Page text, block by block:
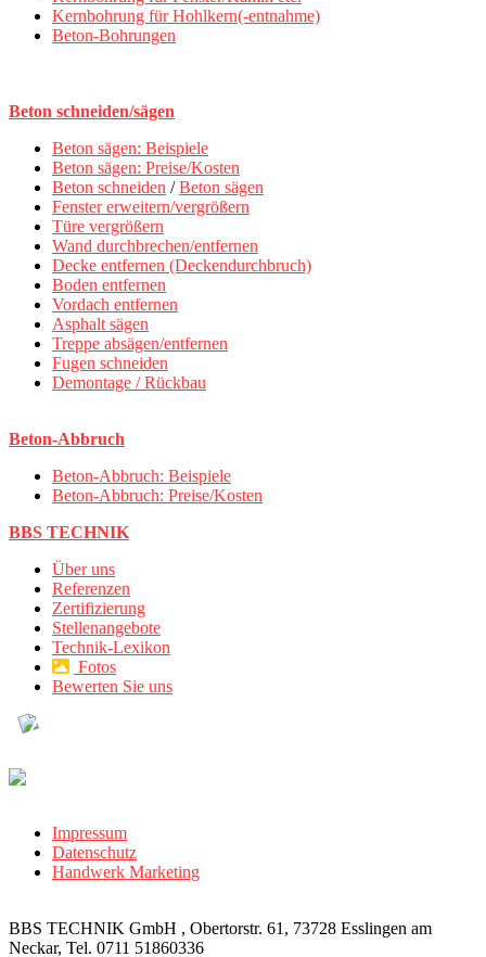
Kernbohrung für Hohlkern(-entnahme)
Beton-Bohrungen
Beton schneiden/sägen
Beton sägen: Beispiele
Beton sägen: Preise/Kosten
Beton schneiden /Beton sägen
Fenster erweitern/vergrößern
Türe vergrößern
Wand durchbrechen/entfernen
Decke entfernen (Deckendurchbruch)
Boden entfernen
Vordach entfernen
Asphalt sägen
Treppe absägen/entfernen
Fugen schneiden
Demontage / Rückbau
Beton-Abbruch
Beton-Abbruch: Beispiele
Beton-Abbruch: Preise/Kosten
BBS TECHNIK
Über uns
Referenzen
Zertifizierung
Stellenangebote
Technik-Lexikon
Fotos
Bewerten Sie uns
Impressum
Datenschutz
Handwerk Marketing
BBS TECHNIK GmbH , Obertorstr. 61, 73728 Esslingen am
Neckar, Tel. 0711 51860336